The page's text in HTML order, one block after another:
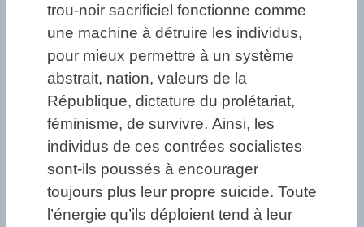
trou-noir sacrificiel fonctionne comme
une machine à détruire les individus,
pour mieux permettre à un système
abstrait, nation, valeurs de la
République, dictature du prolétariat,
féminisme, de survivre. Ainsi, les
individus de ces contrées socialistes
sont-ils poussés à encourager
toujours plus leur propre suicide. Toute
l’énergie qu’ils déploient tend à leur